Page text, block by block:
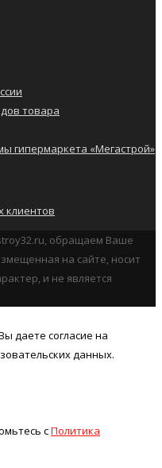
товара
гипермаркета «Мегастрой»
клиентов
обращаем Ваше
на сайте, носит
и не является
даете согласие на
данных.
сПолитика